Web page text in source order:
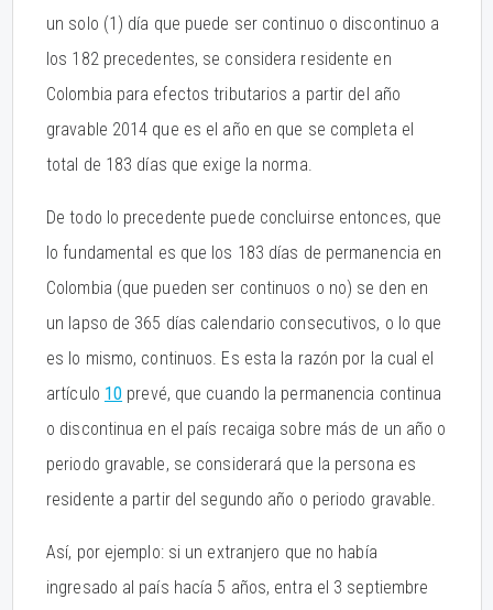
un solo (1) día que puede ser continuo o discontinuo a
los 182 precedentes, se considera residente en
Colombia para efectos tributarios a partir del año
gravable 2014 que es el año en que se completa el
total de 183 días que exige la norma.
De todo lo precedente puede concluirse entonces, que
lo fundamental es que los 183 días de permanencia en
Colombia (que pueden ser continuos o no) se den en
un lapso de 365 días calendario consecutivos, o lo que
es lo mismo, continuos. Es esta la razón por la cual el
artículo 10 prevé, que cuando la permanencia continua
o discontinua en el país recaiga sobre más de un año o
periodo gravable, se considerará que la persona es
residente a partir del segundo año o periodo gravable.
Así, por ejemplo: si un extranjero que no había
ingresado al país hacía 5 años, entra el 3 septiembre